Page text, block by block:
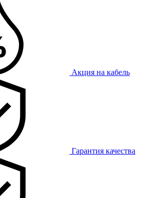
Акция на кабель
Гарантия качества